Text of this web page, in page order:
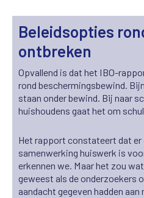
Beleidsopties
ontbreken
Opvallend is dat het IBO-
rond beschermingsbewind.
staan onder bewind. Bij naar
huishoudens gaat het om
Het rapport constateert dat er
samenwerking huiswerk is
erkennen we. Maar het zou
geweest als de onderzoekers
aandacht gegeven hadden aan